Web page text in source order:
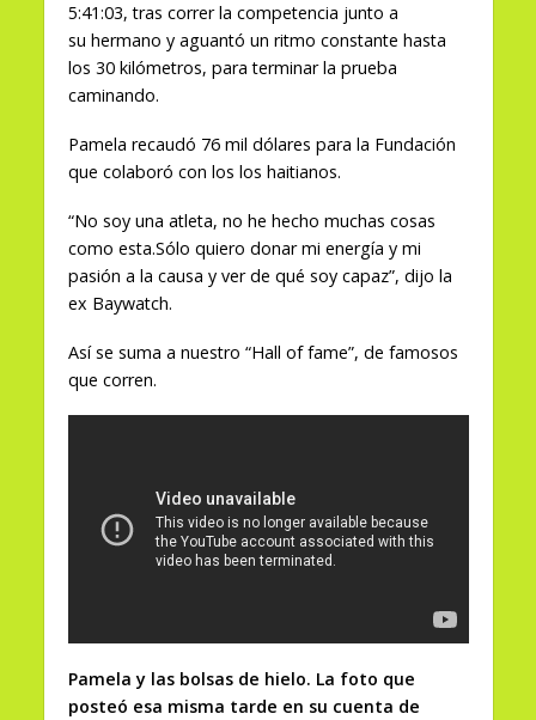
5:41:03, tras correr la competencia junto a
su hermano y aguantó un ritmo constante hasta
los 30 kilómetros, para terminar la prueba
caminando.
Pamela recaudó 76 mil dólares para la Fundación
que colaboró con los los haitianos.
“No soy una atleta, no he hecho muchas cosas
como esta.Sólo quiero donar mi energía y mi
pasión a la causa y ver de qué soy capaz”, dijo la
ex Baywatch.
Así se suma a nuestro “Hall of fame”, de famosos
que corren.
Pamela y las bolsas de hielo. La foto que
posteó esa misma tarde en su cuenta de